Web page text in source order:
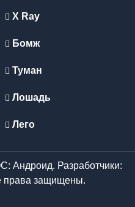
X Ray
Бомж
Туман
Лошадь
Лего
Андроид. Разработчики:
права защищены.